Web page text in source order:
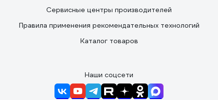
Сервисные центры производителей
Правила применения рекомендательных технологий
Каталог товаров
Наши соцсети